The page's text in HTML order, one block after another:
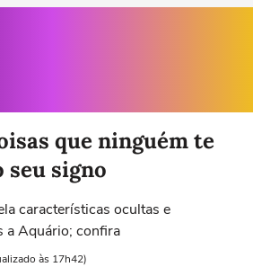
ver as notícias
20/05
Gêmeos
21/05 a 20/06
Câncer
que ninguém te
seu signo
características ocultas e
a Aquário; confira
às 17h42)